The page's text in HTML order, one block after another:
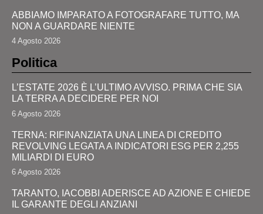
ABBIAMO IMPARATO A FOTOGRAFARE TUTTO, MA
NON A GUARDARE NIENTE
4 Agosto 2026
Politica
L’ESTATE 2026 È L’ULTIMO AVVISO. PRIMA CHE SIA
LA TERRA A DECIDERE PER NOI
6 Agosto 2026
TERNA: RIFINANZIATA UNA LINEA DI CREDITO
REVOLVING LEGATA A INDICATORI ESG PER 2,255
MILIARDI DI EURO
6 Agosto 2026
TARANTO, IACOBBI ADERISCE AD AZIONE E CHIEDE
IL GARANTE DEGLI ANZIANI